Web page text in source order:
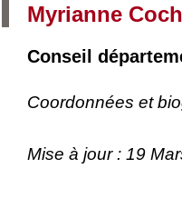
Myrianne
Conseil
Coordonnées et
Mise à jour : 19